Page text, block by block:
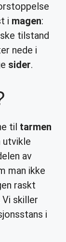
i magen:
tilstand
nede i
sider.
til tarmen
utvikle
av
man ikke
raskt
skiller
i